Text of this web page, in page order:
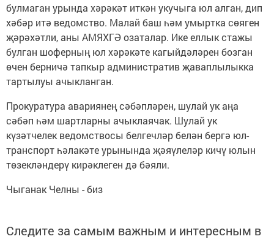
булмаган урында хәрәкәт иткән укучыга юл алган, дип
хәбәр итә ведомство. Малай баш һәм умыртка сөяген
җәрәхәтли, аны АМЯХГӘ озаталар. Ике еллык стажы
булган шоферның юл хәрәкәте кагыйдәләрен бозган
өчен берничә тапкыр административ җаваплылыкка
тартылуы ачыкланган.
Прокуратура авариянең сәбәпләрен, шулай ук аңа
сәбәп һәм шартларны ачыклаячак. Шулай ук
күзәтчелек ведомствосы белгечләр белән бергә юл-
транспорт һәлакәте урынында җәяүлеләр кичү юлын
төзекләндерү кирәклеген дә бәяли.
Чыганак Челны - биз
Следите за самым важным и интересным в